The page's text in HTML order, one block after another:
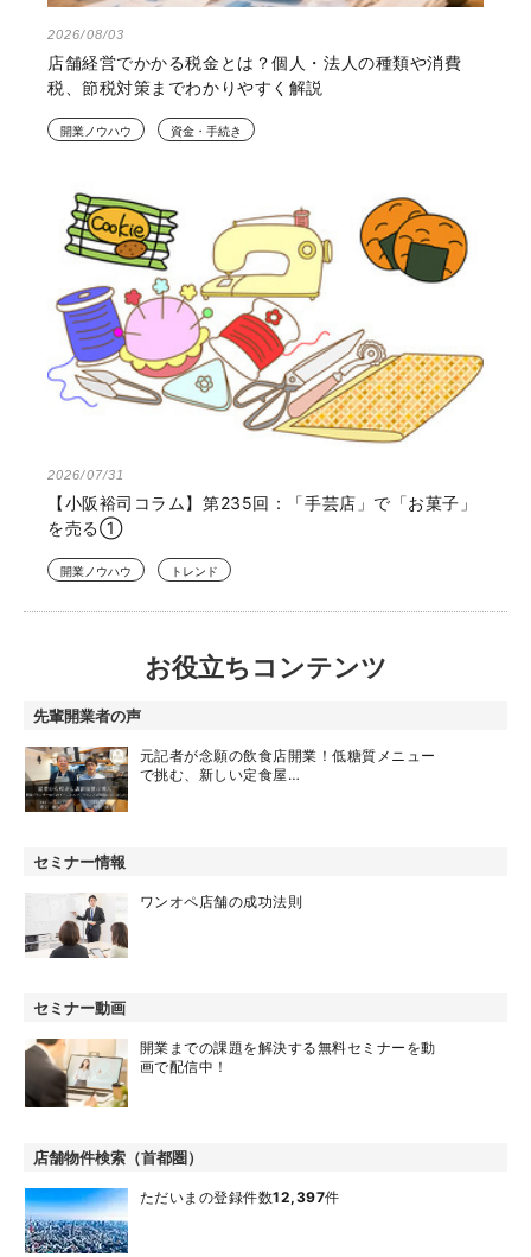
2026/08/03
店舗経営でかかる税金とは？個人・法人の種類や消費
税、節税対策までわかりやすく解説
開業ノウハウ 資金・手続き
2026/07/31
【小阪裕司コラム】第235回：「手芸店」で「お菓子」
を売る①
開業ノウハウ トレンド
お役立ちコンテンツ
先輩開業者の声
元記者が念願の飲食店開業！低糖質メニュー
で挑む、新しい定食屋…
セミナー情報
ワンオペ店舗の成功法則
セミナー動画
開業までの課題を解決する無料セミナーを動
画で配信中！
店舗物件検索（首都圏）
ただいまの登録件数12,397件